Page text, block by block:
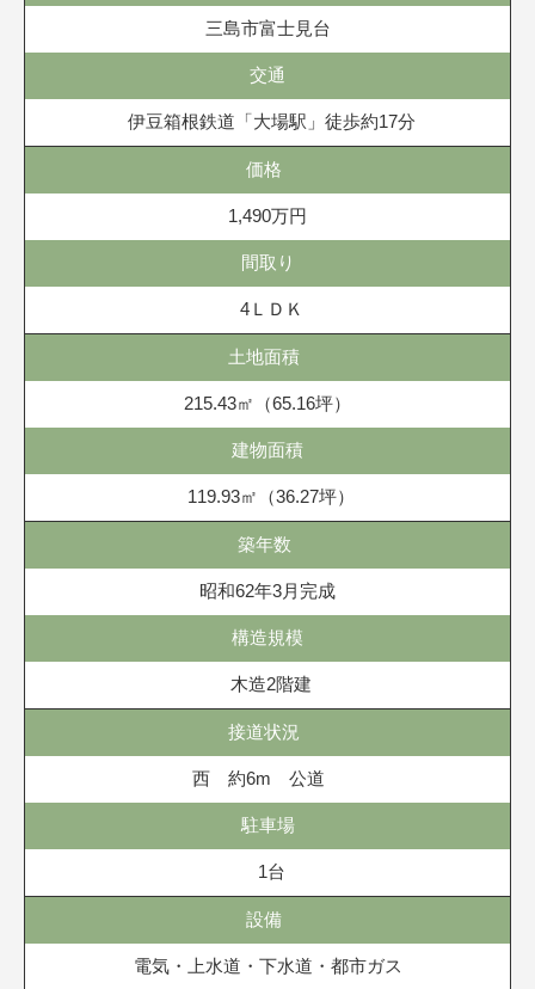
三島市富士見台
交通
伊豆箱根鉄道「大場駅」徒歩約17分
価格
1,490万円
間取り
4ＬＤＫ
土地面積
215.43㎡（65.16坪）
建物面積
119.93㎡（36.27坪）
築年数
昭和62年3月完成
構造規模
木造2階建
接道状況
西 約6m 公道
駐車場
1台
設備
電気・上水道・下水道・都市ガス